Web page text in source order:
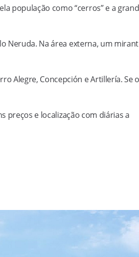
população como “cerros” e a
Neruda. Na área externa, um
Alegre, Concepción e Artillería. Se
preços e localização com diárias a